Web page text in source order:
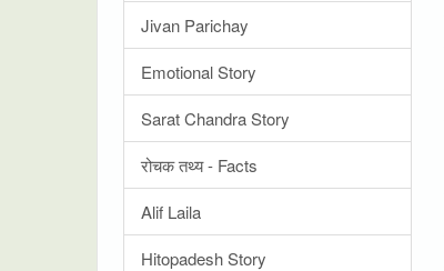
Jivan Parichay
Emotional Story
Sarat Chandra Story
रोचक तथ्य - Facts
Alif Laila
Hitopadesh Story